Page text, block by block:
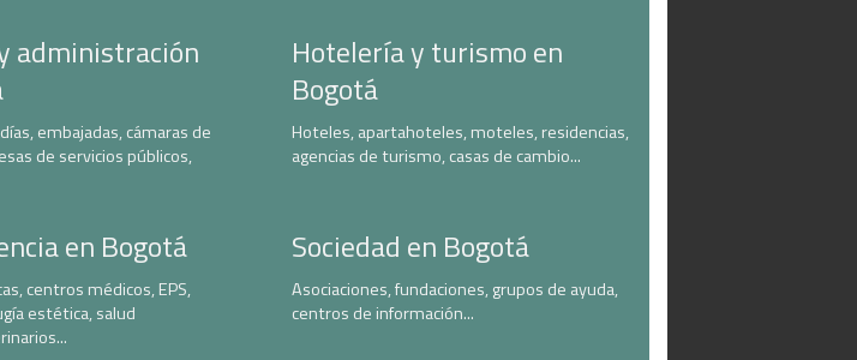
administración
embajadas, cámaras de
de servicios públicos,
Hotelería y turismo en
Bogotá
Hoteles, apartahoteles, moteles, residencias,
agencias de turismo, casas de cambio...
en Bogotá
centros médicos, EPS,
estética, salud
Sociedad en Bogotá
Asociaciones, fundaciones, grupos de ayuda,
centros de información...